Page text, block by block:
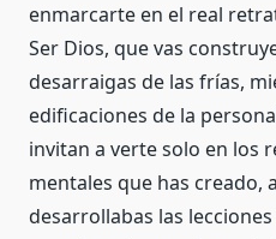
enmarcarte en el real
Ser Dios, que vas
desarraigas de las frías,
edificaciones de la
invitan a verte solo en los
mentales que has creado,
desarrollabas las